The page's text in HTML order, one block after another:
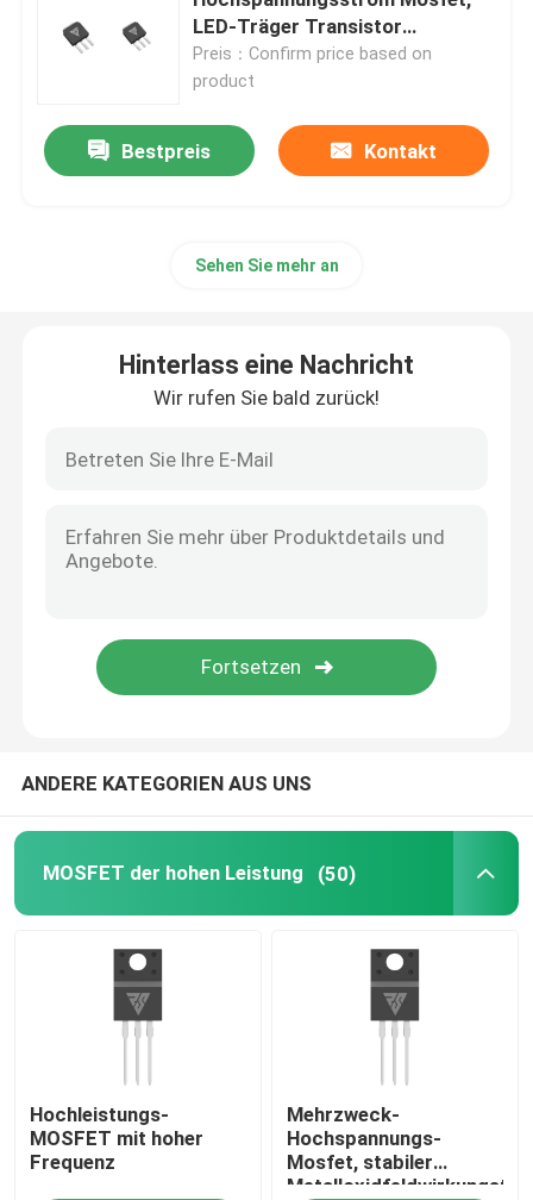
MOSFET mit Superverbindung
Siliziumkarbid SBD
IGBT mit hoher Leistung
LED-Träger Transistor
Schnellschalter
Preis：Confirm price based on
product
Bestpreis Kontakt
Sehen Sie mehr an
Hinterlass eine Nachricht
Wir rufen Sie bald zurück!
ANDERE KATEGORIEN AUS UNS
MOSFET der hohen Leistung (50)
Hochleistungs-
MOSFET mit hoher
Frequenz
Mehrzweck-
Hochspannungs-
Mosfet, stabiler